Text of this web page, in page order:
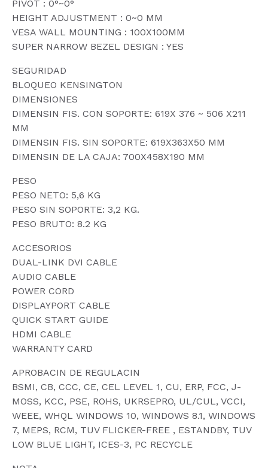
PIVOT : 0°~0°
HEIGHT ADJUSTMENT : 0~0 MM
VESA WALL MOUNTING : 100X100MM
SUPER NARROW BEZEL DESIGN : YES
SEGURIDAD
BLOQUEO KENSINGTON
DIMENSIONES
DIMENSIN FIS. CON SOPORTE: 619X 376 ~ 506 X211
MM
DIMENSIN FIS. SIN SOPORTE: 619X363X50 MM
DIMENSIN DE LA CAJA: 700X458X190 MM
PESO
PESO NETO: 5,6 KG
PESO SIN SOPORTE: 3,2 KG.
PESO BRUTO: 8.2 KG
ACCESORIOS
DUAL-LINK DVI CABLE
AUDIO CABLE
POWER CORD
DISPLAYPORT CABLE
QUICK START GUIDE
HDMI CABLE
WARRANTY CARD
APROBACIN DE REGULACIN
BSMI, CB, CCC, CE, CEL LEVEL 1, CU, ERP, FCC, J-
MOSS, KCC, PSE, ROHS, UKRSEPRO, UL/CUL, VCCI,
WEEE, WHQL WINDOWS 10, WINDOWS 8.1, WINDOWS
7, MEPS, RCM, TUV FLICKER-FREE , ESTANDBY, TUV
LOW BLUE LIGHT, ICES-3, PC RECYCLE